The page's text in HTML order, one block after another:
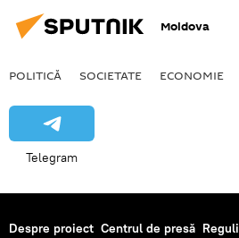
Moldova
POLITICĂ SOCIETATE ECONOMIE
Telegram
Despre proiect Centrul de presă Reguli